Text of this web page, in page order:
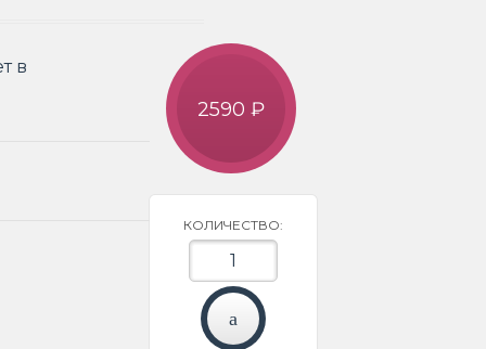
в
2590 ₽
КОЛИЧЕСТВО: